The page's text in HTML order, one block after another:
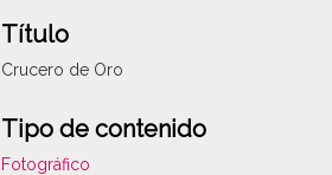
Título
Crucero de Oro
Tipo de contenido
Fotográfico